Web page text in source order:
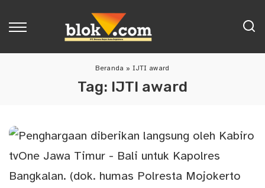
Beranda » IJTI award
Tag: IJTI award